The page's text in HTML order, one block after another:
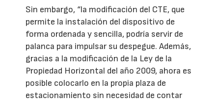
Sin embargo, “la modificación del CTE, que
permite la instalación del dispositivo de
forma ordenada y sencilla, podría servir de
palanca para impulsar su despegue. Además,
gracias a la modificación de la Ley de la
Propiedad Horizontal del año 2009, ahora es
posible colocarlo en la propia plaza de
estacionamiento sin necesidad de contar